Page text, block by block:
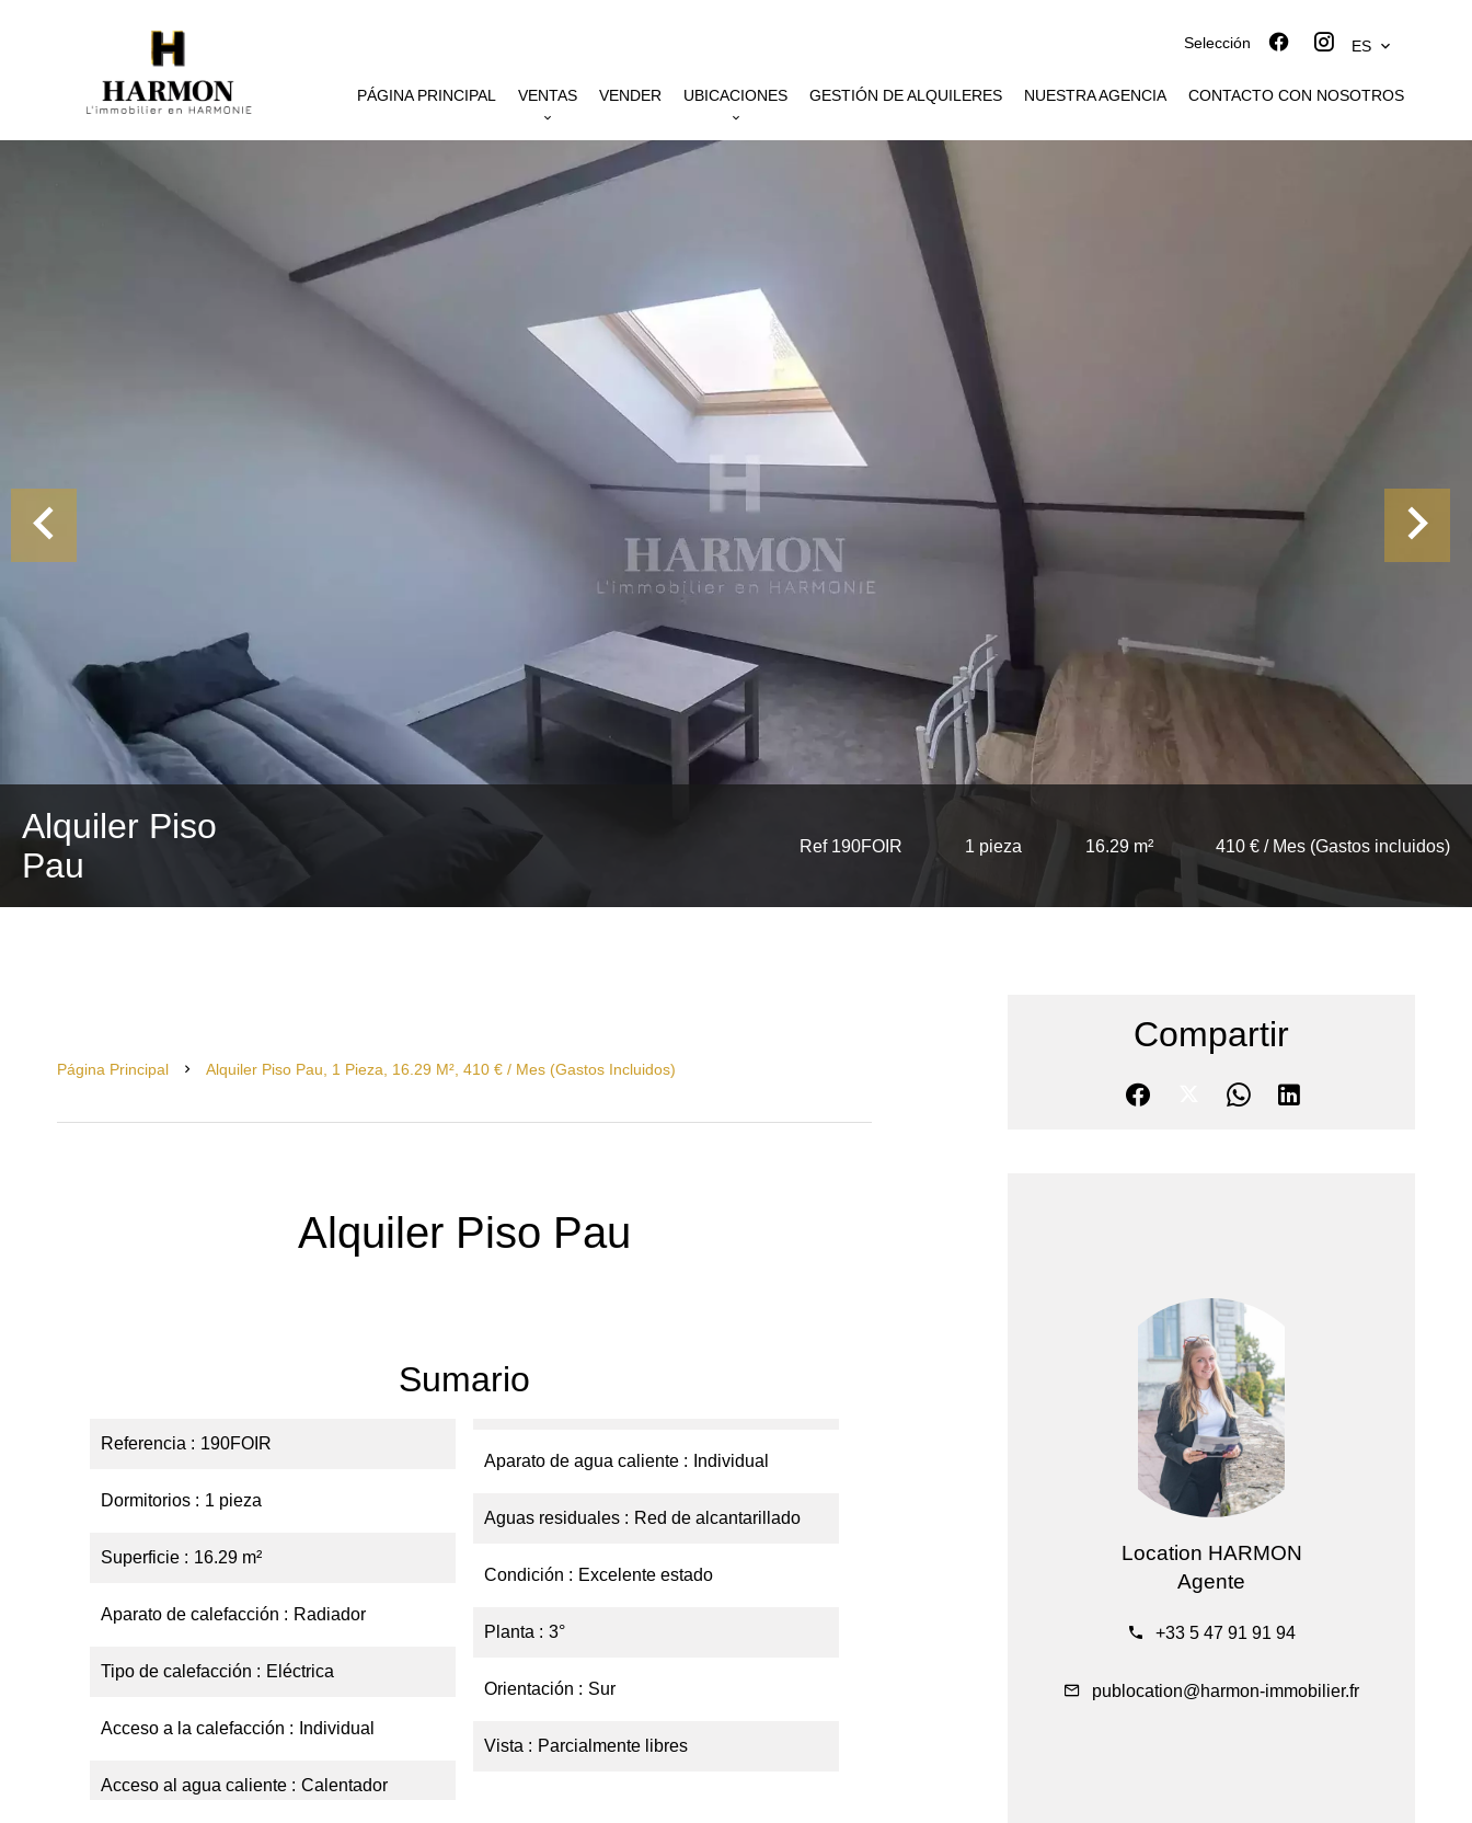
Selección ES
PÁGINA PRINCIPAL VENTAS VENDER UBICACIONES GESTIÓN DE ALQUILERES NUESTRA AGENCIA CONTACTO CON NOSOTROS
Alquiler Piso
Pau
Ref 190FOIR 1 pieza 16.29 m² 410 € / Mes (Gastos incluidos)
Página Principal Alquiler Piso Pau, 1 Pieza, 16.29 M², 410 € / Mes (Gastos Incluidos)
Alquiler Piso Pau
Sumario
Referencia 190FOIR
Dormitorios 1 pieza
Superficie 16.29 m²
Aparato de calefacción Radiador
Tipo de calefacción Eléctrica
Acceso a la calefacción Individual
Acceso al agua caliente Calentador
Aparato de agua caliente Individual
Aguas residuales Red de alcantarillado
Condición Excelente estado
Planta 3°
Orientación Sur
Vista Parcialmente libres
Compartir
Location HARMON
Agente
+33 5 47 91 91 94
publocation@harmon-immobilier.fr